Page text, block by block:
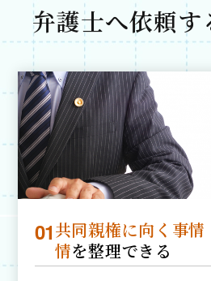
弁護士へ依頼す
01共同親権に向く事
情を整理できる